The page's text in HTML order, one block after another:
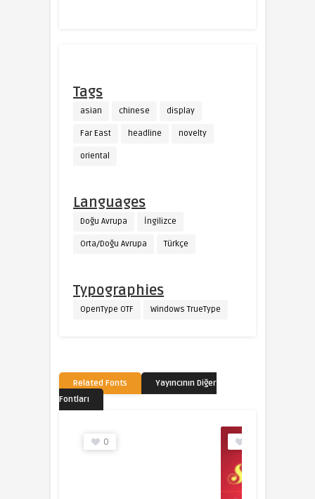
Tags
asian chinese display
Far East headline novelty
oriental
Languages
Doğu Avrupa İngilizce
Orta/Doğu Avrupa Türkçe
Typographies
OpenType OTF Windows TrueType
Related Fonts
Yayıncının Diğer
Fontları
0